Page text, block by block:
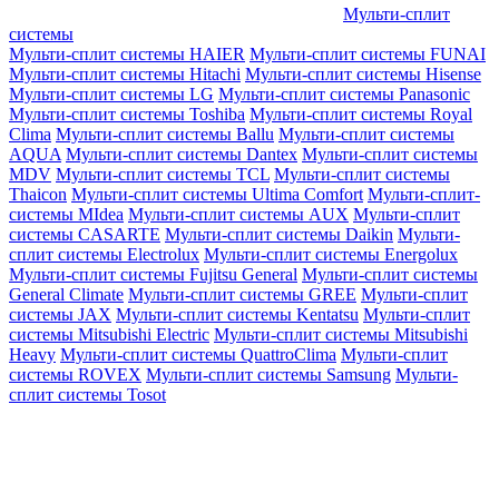
Мульти-сплит
системы
Мульти-сплит системы HAIER Мульти-сплит системы FUNAI
Мульти-сплит системы Hitachi Мульти-сплит системы Hisense
Мульти-сплит системы LG Мульти-сплит системы Panasonic
Мульти-сплит системы Toshiba Мульти-сплит системы Royal
Clima Мульти-сплит системы Ballu Мульти-сплит системы
AQUA Мульти-сплит системы Dantex Мульти-сплит системы
MDV Мульти-сплит системы TCL Мульти-сплит системы
Thaicon Мульти-сплит системы Ultima Comfort Мульти-сплит-
системы MIdea Мульти-сплит системы AUX Мульти-сплит
системы CASARTE Мульти-сплит системы Daikin Мульти-
сплит системы Electrolux Мульти-сплит системы Energolux
Мульти-сплит системы Fujitsu General Мульти-сплит системы
General Climate Мульти-сплит системы GREE Мульти-сплит
системы JAX Мульти-сплит системы Kentatsu Мульти-сплит
системы Mitsubishi Electric Мульти-сплит системы Mitsubishi
Heavy Мульти-сплит системы QuattroClima Мульти-сплит
системы ROVEX Мульти-сплит системы Samsung Мульти-
сплит системы Tosot